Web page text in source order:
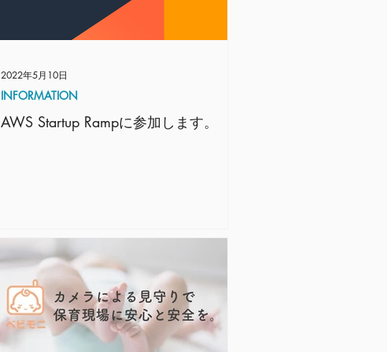
AWS Startup Rampに参加します。
INFORMATION
2022年5月10日